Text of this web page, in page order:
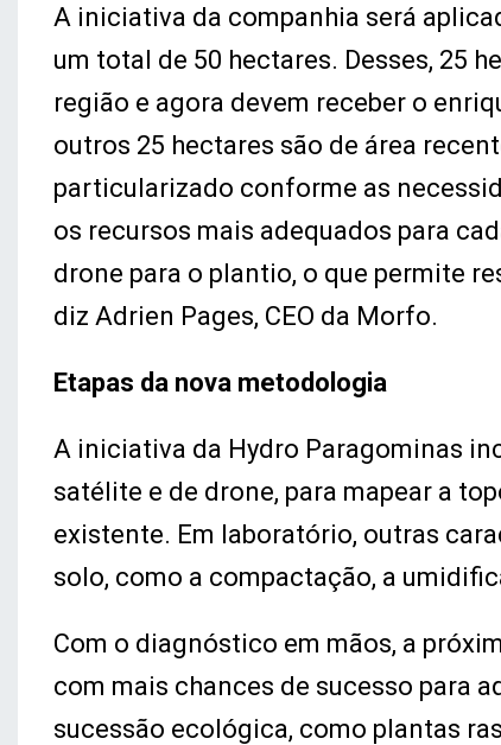
A iniciativa da companhia será
um total de 50 hectares. Desses, 25
região e agora devem receber o
outros 25 hectares são de área
particularizado conforme as
os recursos mais adequados para
drone para o plantio, o que permite
diz Adrien Pages, CEO da Morfo.
Etapas da nova metodologia
A iniciativa da Hydro Paragominas
satélite e de drone, para mapear a
existente. Em laboratório, outras
solo, como a compactação, a
Com o diagnóstico em mãos, a
com mais chances de sucesso para
sucessão ecológica, como plantas